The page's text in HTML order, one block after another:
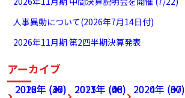
人事異動について(2026年7月14日付)
2026年11月期 第2四半期決算発表
アーカイブ
2026年 (27) 2025年 (68) 2024年 (60)
2022年 (49) 2021年 (46) 2020年 (37)
2018年 (36)
2017年 (28)